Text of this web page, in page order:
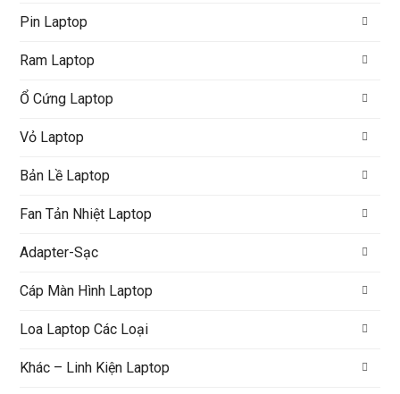
Pin Laptop
Ram Laptop
Ổ Cứng Laptop
Vỏ Laptop
Bản Lề Laptop
Fan Tản Nhiệt Laptop
Adapter-Sạc
Cáp Màn Hình Laptop
Loa Laptop Các Loại
Khác – Linh Kiện Laptop